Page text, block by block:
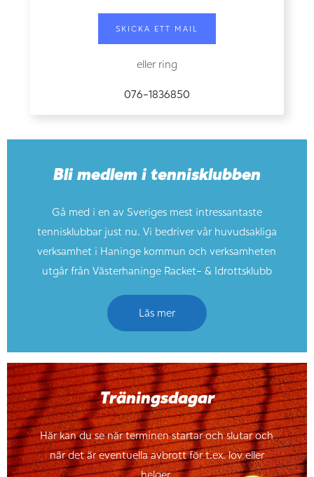
SKICKA ETT MAIL
eller ring
076-1836850
Bli medlem i tennisklubben
Gå med i en av Sveriges mest intressantaste
tennisklubbar just nu. Vi bedriver vår huvudsakliga
verksamhet i Haninge kommun och verksamheten
utgår från Västerhaninge Racket- & Idrottsklubb
Läs mer
Träningsdagar
Här kan du se när terminen startar och slutar och
när det är eventuella avbrott för t.ex. lov eller